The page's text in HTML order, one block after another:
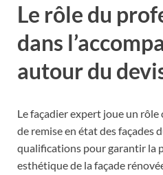
Le rôle du
dans
autour du
Le façadier expert joue un rôle
de remise en état des façades
qualifications pour garantir la
esthétique de la façade